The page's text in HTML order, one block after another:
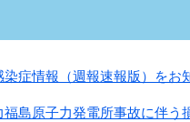
染症情報（週報速報版）を
福島原子力発電所事故に伴う